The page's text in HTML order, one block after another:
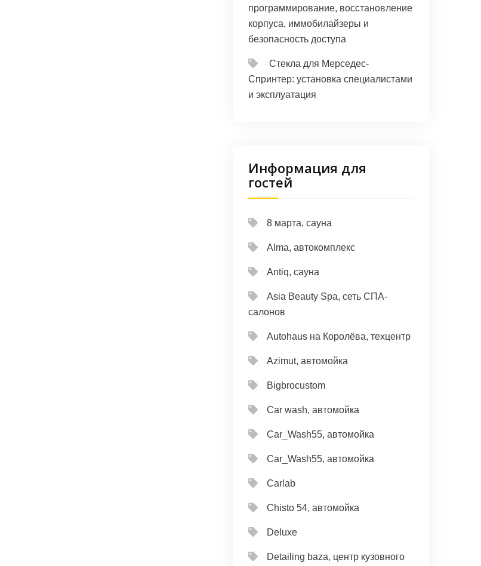
программирование, восстановление
корпуса, иммобилайзеры и
безопасность доступа
Стекла для Мерседес-
Спринтер: установка специалистами
и эксплуатация
Информация для
гостей
8 марта, сауна
Alma, автокомплекс
Antiq, сауна
Asia Beauty Spa, сеть СПА-
салонов
Autohaus на Королёва, техцентр
Azimut, автомойка
Bigbrocustom
Car wash, автомойка
Car_Wash55, автомойка
Car_Wash55, автомойка
Carlab
Chisto 54, автомойка
Deluxe
Detailing baza, центр кузовного